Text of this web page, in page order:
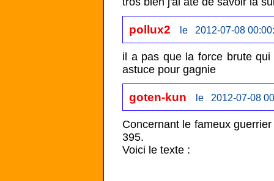
pollux2 le 2012-07-08
il a pas que la force brute
astuce pour gagnie
goten-kun le 2012-07-08
Concernant le fameux
395.
Voici le texte :